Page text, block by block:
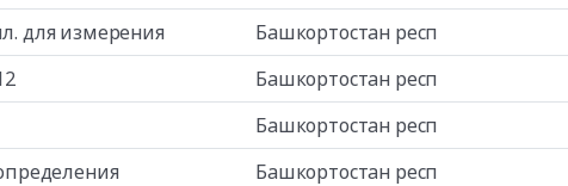
для измерения Башкортостан респ
Башкортостан респ
Башкортостан респ
Башкортостан респ